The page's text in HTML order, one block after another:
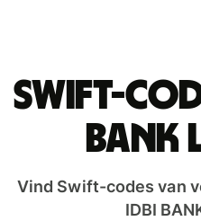
Swift-
BANK
Vind Swift-codes van
IDBI